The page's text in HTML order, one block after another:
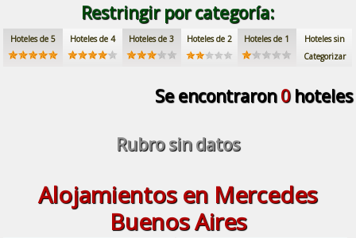
Restringir por categoría:
Hoteles de 5 Hoteles de 4 Hoteles de 3 Hoteles de 2 Hoteles de 1
Hoteles sin
Categorizar
Se encontraron0hoteles
Rubro sin datos
Alojamientos en Mercedes
Buenos Aires